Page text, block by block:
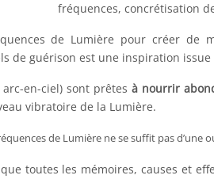
fréquences, concrétisation
de Lumière pour créer de
de guérison est une inspiration
en-ciel) sont prêtes à nourrir
vibratoire de la Lumière.
de Lumière ne se suffit pas d’une
toutes les mémoires, causes et